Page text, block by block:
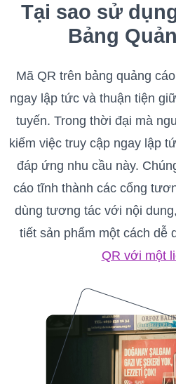
Tại sao sử
Bảng
Mã QR trên bảng quảng
ngay lập tức và thuận tiện
tuyến. Trong thời đại mà
kiếm việc truy cập ngay lập
đáp ứng nhu cầu này.
cáo tĩnh thành các cổng
dùng tương tác với nội
tiết sản phẩm một cách dễ
QR với một